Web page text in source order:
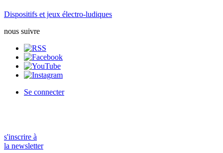
Dispositifs et jeux électro-ludiques
nous suivre
Se connecter
s'inscrire à
la newsletter